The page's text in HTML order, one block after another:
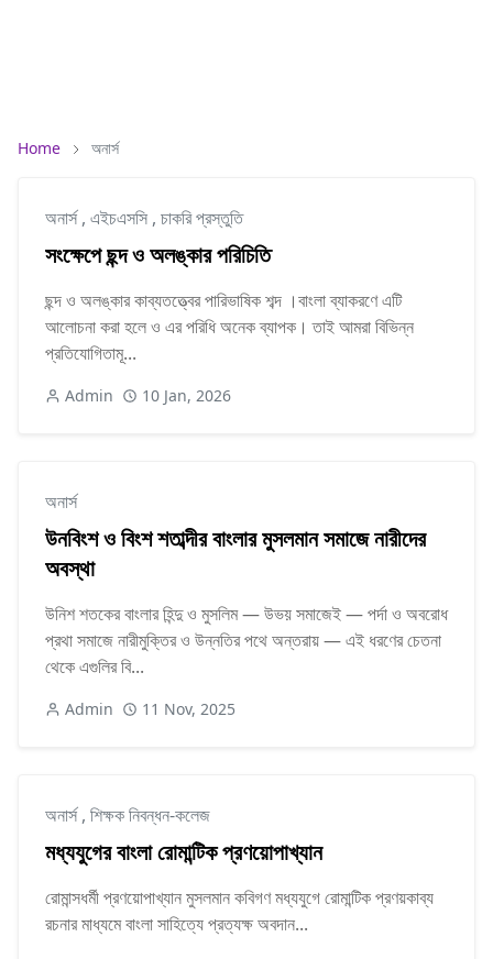
Home অনার্স
অনার্স, এইচএসসি , চাকরি প্রস্তুতি
সংক্ষেপে ছন্দ ও অলঙ্কার পরিচিতি
ছন্দ ও অলঙ্কার কাব্যতত্ত্বের পারিভাষিক শব্দ ।বাংলা ব্যাকরণে এটি
আলোচনা করা হলে ও এর পরিধি অনেক ব্যাপক। তাই আমরা বিভিন্ন
প্রতিযোগিতামূ...
Admin 10 Jan, 2026
অনার্স
উনবিংশ ও বিংশ শতাব্দীর বাংলার মুসলমান সমাজে নারীদের
অবস্থা
উনিশ শতকের বাংলার হিন্দু ও মুসলিম — উভয় সমাজেই — পর্দা ও অবরোধ
প্রথা সমাজে নারীমুক্তির ও উন্নতির পথে অন্তরায় — এই ধরণের চেতনা
থেকে এগুলির বি...
Admin 11 Nov, 2025
অনার্স, শিক্ষক নিবন্ধন-কলেজ
মধ্যযুগের বাংলা রোমান্টিক প্রণয়োপাখ্যান
রোমান্সধর্মী প্রণয়োপাখ্যান মুসলমান কবিগণ মধ্যযুগে রোমান্টিক প্রণয়কাব্য
রচনার মাধ্যমে বাংলা সাহিত্যে প্রত্যক্ষ অবদান...